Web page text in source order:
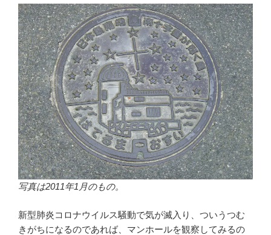
写真は2011年1月のもの。
新型肺炎コロナウイルス騒動で気が滅入り、ついうつむ
きがちになるのであれば、マンホールを観察してみるの